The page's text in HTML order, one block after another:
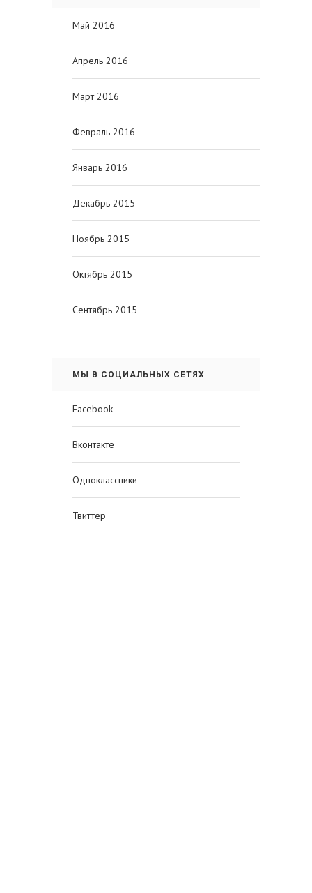
Май 2016
Апрель 2016
Март 2016
Февраль 2016
Январь 2016
Декабрь 2015
Ноябрь 2015
Октябрь 2015
Сентябрь 2015
МЫ В СОЦИАЛЬНЫХ СЕТЯХ
Facebook
Вконтакте
Одноклассники
Твиттер